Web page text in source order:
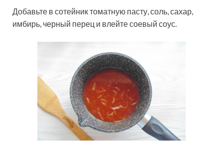
Добавьте в сотейник томатную пасту, соль, сахар,
имбирь, черный перец и влейте соевый соус.